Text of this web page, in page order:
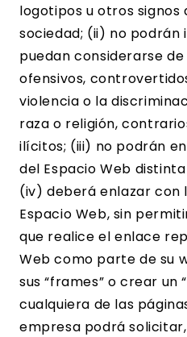
logotipos u otros
sociedad; (ii) no podrán
puedan considerarse
ofensivos,
violencia o la
raza o religión,
ilícitos; (iii) no podrán
del Espacio Web
(iv) deberá enlazar con
Espacio Web, sin
que realice el enlace
Web como parte de su
sus “frames” o crear un
cualquiera de las
empresa podrá